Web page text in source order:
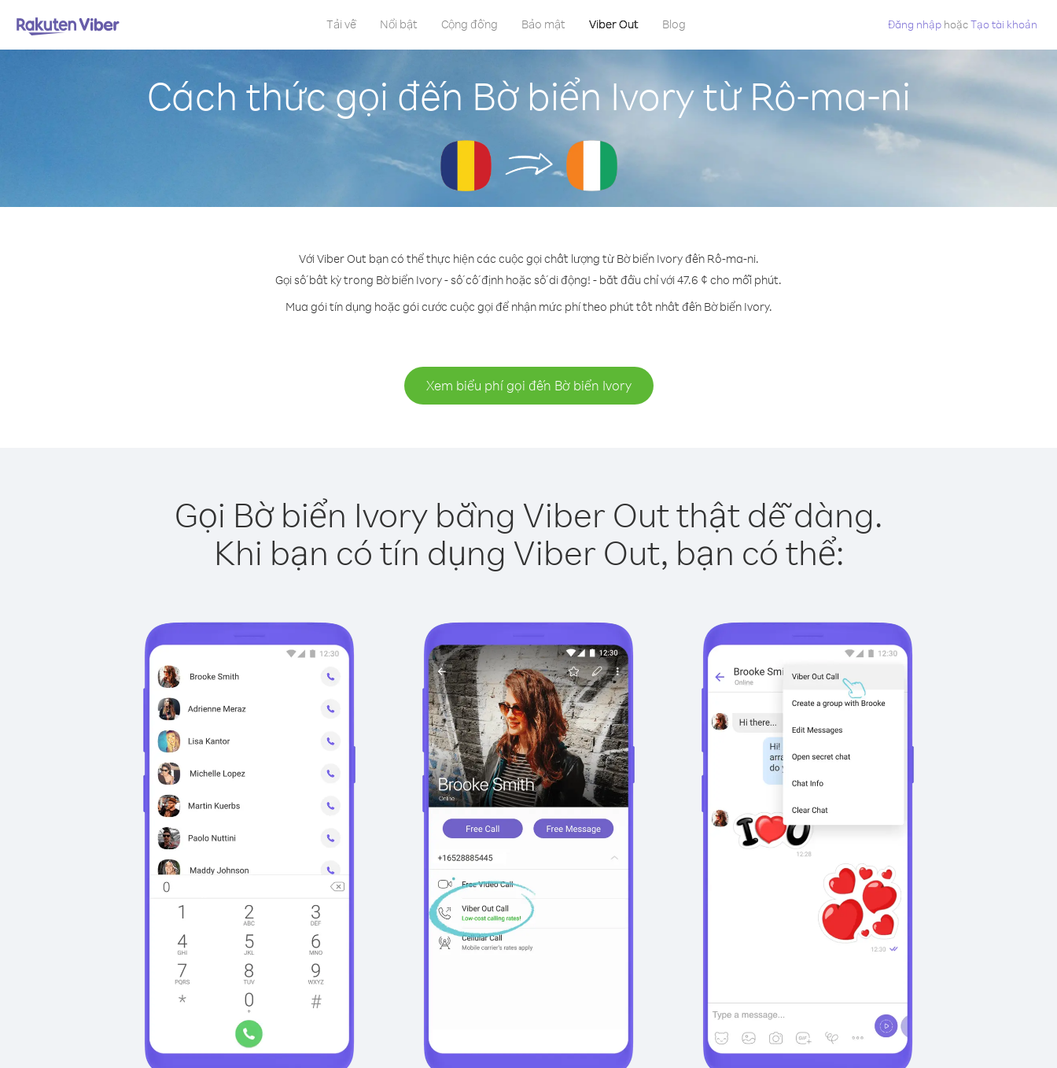
Tải về Nổi bật Cộng đồng Bảo mật Viber Out Blog Đăng nhập hoặcTạo tài khoản
Cách thức gọi đến Bờ biển Ivory từ Rô-ma-ni
Với Viber Out bạn có thể thực hiện các cuộc gọi chất lượng từ Bờ biển Ivory đến Rô-ma-ni.
Gọi số bất kỳ trong Bờ biển Ivory - số cố định hoặc số di động! - bắt đầu chỉ với 47.6 ¢ cho mỗi phút.
Mua gói tín dụng hoặc gói cước cuộc gọi để nhận mức phí theo phút tốt nhất đến Bờ biển Ivory.
Xem biểu phí gọi đến Bờ biển Ivory
Gọi Bờ biển Ivory bằng Viber Out thật dễ dàng.
Khi bạn có tín dụng Viber Out, bạn có thể: